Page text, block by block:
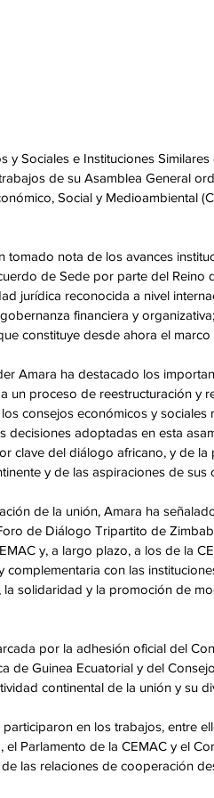
y Sociales e Instituciones
de su Asamblea General
Social y Medioambiental
tomado nota de los avances
de Sede por parte del Reino
jurídica reconocida a nivel
financiera y
constituye desde ahora el marco
Amara ha destacado los
un proceso de reestructuración y
consejos económicos y sociales
decisiones adoptadas en esta
clave del diálogo africano, y de
y de las aspiraciones de sus
de la unión, Amara ha
de Diálogo Tripartito de
y, a largo plazo, a los de la
complementaria con las
solidaridad y la promoción de
por la adhesión oficial del
de Guinea Ecuatorial y del
continental de la unión y su
en los trabajos, entre
el Parlamento de la CEMAC y el
las relaciones de cooperación